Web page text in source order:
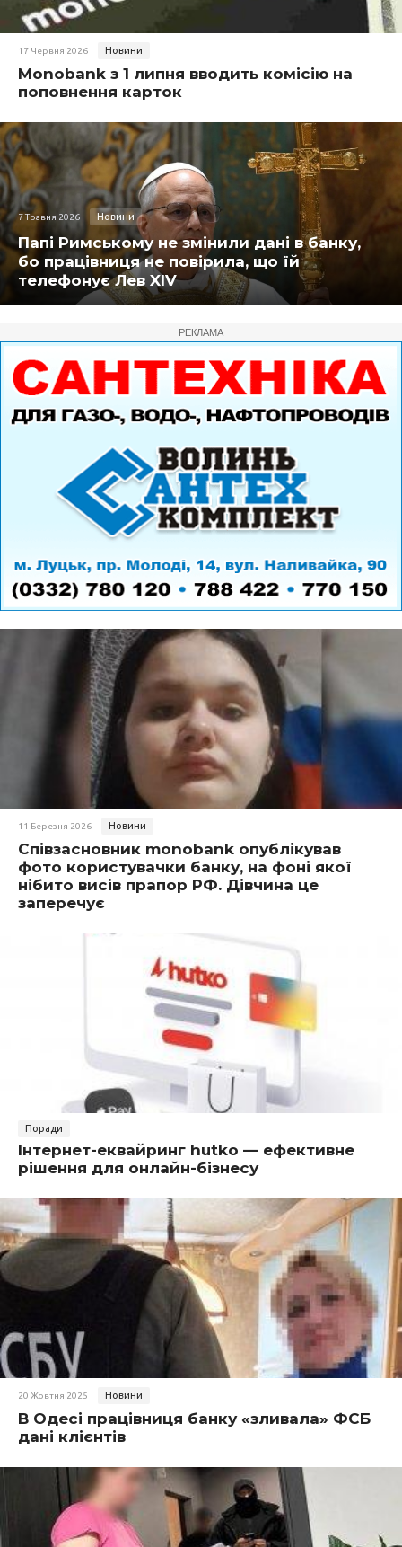
17 Червня 2026 Новини
Monobank з 1 липня вводить комісію на
поповнення карток
7 Травня 2026 Новини
Папі Римському не змінили дані в банку,
бо працівниця не повірила, що їй
телефонує Лев XIV
РЕКЛАМА
11 Березня 2026 Новини
Співзасновник monobank опублікував
фото користувачки банку, на фоні якої
нібито висів прапор РФ. Дівчина це
заперечує
Поради
Інтернет-еквайринг hutko — ефективне
рішення для онлайн-бізнесу
20 Жовтня 2025 Новини
В Одесі працівниця банку «зливала» ФСБ
дані клієнтів